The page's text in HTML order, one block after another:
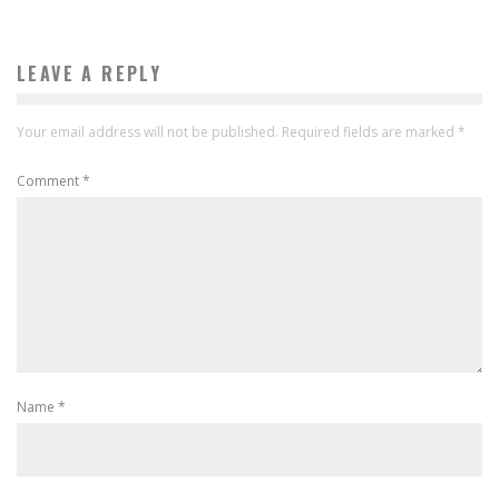
LEAVE A REPLY
Your email address will not be published. Required fields are marked *
Comment*
Name *